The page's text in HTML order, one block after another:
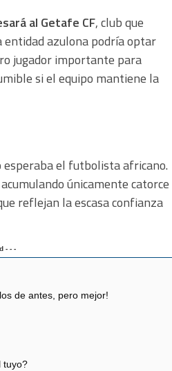
al Getafe CF, club que
entidad azulona podría optar
jugador importante para
si el equipo mantiene la
esperaba el futbolista africano.
únicamente catorce
reflejan la escasa confianza
- - -
de antes, pero mejor!
tuyo?